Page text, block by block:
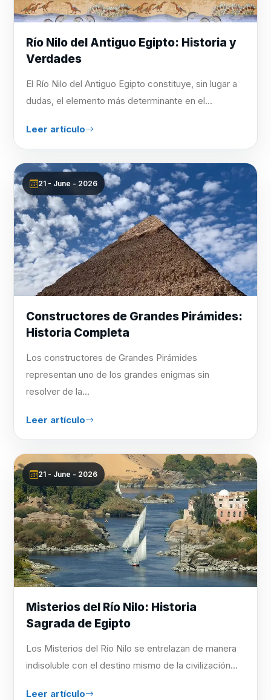
Río Nilo del Antiguo Egipto: Historia y
Verdades
El Río Nilo del Antiguo Egipto constituye, sin lugar a
dudas, el elemento más determinante en el...
Leer artículo
21 - June - 2026
Constructores de Grandes Pirámides:
Historia Completa
Los constructores de Grandes Pirámides
representan uno de los grandes enigmas sin
resolver de la...
Leer artículo
21 - June - 2026
Misterios del Río Nilo: Historia
Sagrada de Egipto
Los Misterios del Río Nilo se entrelazan de manera
indisoluble con el destino mismo de la civilización...
Leer artículo